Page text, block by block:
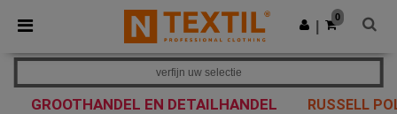
× Ntextil-app
Betere prijzen in de app!
Download app
0
GROOTHANDEL EN DETAILHANDEL RUSSELL
verfijn uw selectie